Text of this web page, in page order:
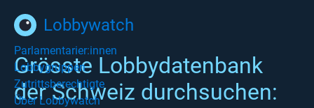
Lobbywatch
Parlamentarier:innen
Lobbygruppen
Zutrittsberechtigte
Über Lobbywatch
Grösste Lobbydatenbank
der Schweiz durchsuchen: